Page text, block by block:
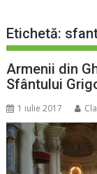
Etichetă:
Armenii din
Sfântului
1 iulie 2017